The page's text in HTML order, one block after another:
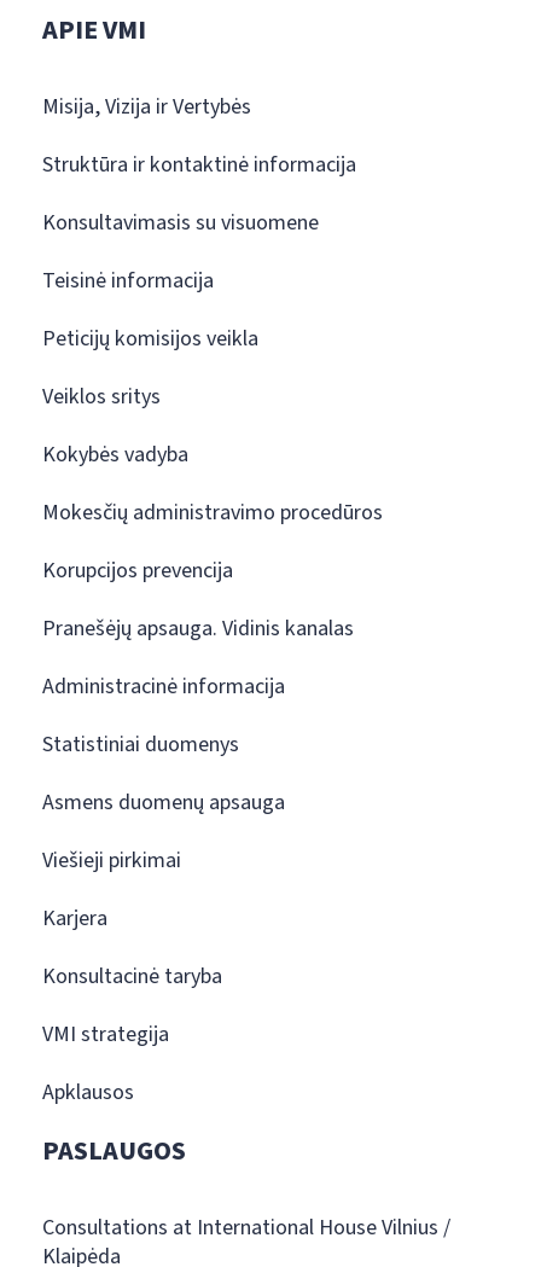
APIE VMI
Misija, Vizija ir Vertybės
Struktūra ir kontaktinė informacija
Konsultavimasis su visuomene
Teisinė informacija
Peticijų komisijos veikla
Veiklos sritys
Kokybės vadyba
Mokesčių administravimo procedūros
Korupcijos prevencija
Pranešėjų apsauga. Vidinis kanalas
Administracinė informacija
Statistiniai duomenys
Asmens duomenų apsauga
Viešieji pirkimai
Karjera
Konsultacinė taryba
VMI strategija
Apklausos
PASLAUGOS
Consultations at International House Vilnius /
Klaipėda